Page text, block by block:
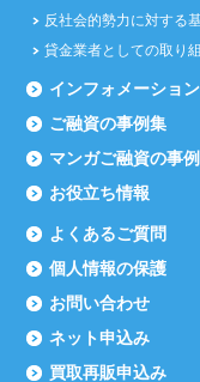
反社会的勢力に対する
貸金業者としての取り
インフォメーション
ご融資の事例集
マンガご融資の事例
お役立ち情報
よくあるご質問
個人情報の保護
お問い合わせ
ネット申込み
買取再販申込み